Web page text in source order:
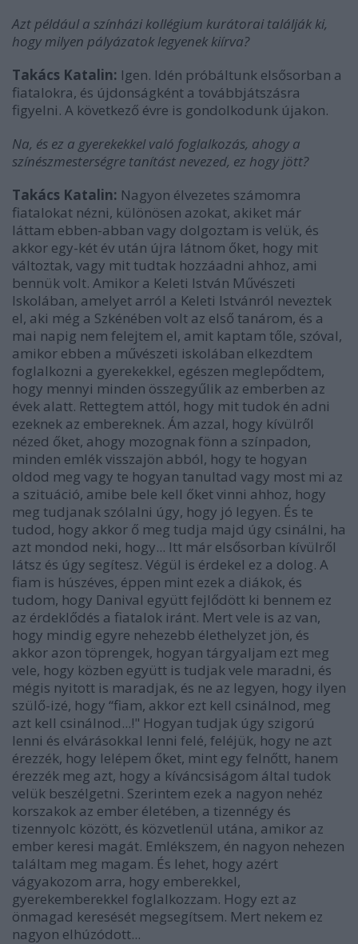
Azt például a színházi kollégium kurátorai találják ki,
hogy milyen pályázatok legyenek kiírva?
Takács Katalin: Igen. Idén próbáltunk elsősorban a
fiatalokra, és újdonságként a továbbjátszásra
figyelni. A következő évre is gondolkodunk újakon.
Na, és ez a gyerekekkel való foglalkozás, ahogy a
színészmesterségre tanítást nevezed, ez hogy jött?
Takács Katalin: Nagyon élvezetes számomra
fiatalokat nézni, különösen azokat, akiket már
láttam ebben-abban vagy dolgoztam is velük, és
akkor egy-két év után újra látnom őket, hogy mit
változtak, vagy mit tudtak hozzáadni ahhoz, ami
bennük volt. Amikor a Keleti István Művészeti
Iskolában, amelyet arról a Keleti Istvánról neveztek
el, aki még a Szkénében volt az első tanárom, és a
mai napig nem felejtem el, amit kaptam tőle, szóval,
amikor ebben a művészeti iskolában elkezdtem
foglalkozni a gyerekekkel, egészen meglepődtem,
hogy mennyi minden összegyűlik az emberben az
évek alatt. Rettegtem attól, hogy mit tudok én adni
ezeknek az embereknek. Ám azzal, hogy kívülről
nézed őket, ahogy mozognak fönn a színpadon,
minden emlék visszajön abból, hogy te hogyan
oldod meg vagy te hogyan tanultad vagy most mi az
a szituáció, amibe bele kell őket vinni ahhoz, hogy
meg tudjanak szólalni úgy, hogy jó legyen. És te
tudod, hogy akkor ő meg tudja majd úgy csinálni, ha
azt mondod neki, hogy... Itt már elsősorban kívülről
látsz és úgy segítesz. Végül is érdekel ez a dolog. A
fiam is húszéves, éppen mint ezek a diákok, és
tudom, hogy Danival együtt fejlődött ki bennem ez
az érdeklődés a fiatalok iránt. Mert vele is az van,
hogy mindig egyre nehezebb élethelyzet jön, és
akkor azon töprengek, hogyan tárgyaljam ezt meg
vele, hogy közben együtt is tudjak vele maradni, és
mégis nyitott is maradjak, és ne az legyen, hogy ilyen
szülő-izé, hogy “fiam, akkor ezt kell csinálnod, meg
azt kell csinálnod...!" Hogyan tudjak úgy szigorú
lenni és elvárásokkal lenni felé, feléjük, hogy ne azt
érezzék, hogy lelépem őket, mint egy felnőtt, hanem
érezzék meg azt, hogy a kíváncsiságom által tudok
velük beszélgetni. Szerintem ezek a nagyon nehéz
korszakok az ember életében, a tizennégy és
tizennyolc között, és közvetlenül utána, amikor az
ember keresi magát. Emlékszem, én nagyon nehezen
találtam meg magam. És lehet, hogy azért
vágyakozom arra, hogy emberekkel,
gyerekemberekkel foglalkozzam. Hogy ezt az
önmagad keresését megsegítsem. Mert nekem ez
nagyon elhúzódott...